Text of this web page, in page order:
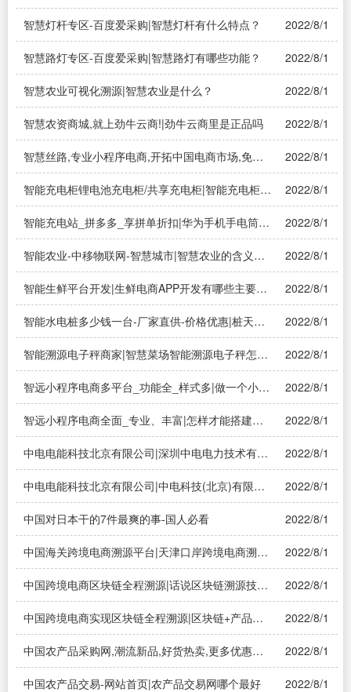
智慧灯杆专区-百度爱采购|智慧灯杆有什么特点？ 2022/8/1
智慧路灯专区-百度爱采购|智慧路灯有哪些功能？ 2022/8/1
智慧农业可视化溯源|智慧农业是什么？ 2022/8/1
智慧农资商城,就上劲牛云商!|劲牛云商里是正品吗 2022/8/1
智慧丝路,专业小程序电商,开拓中国电商市场,免费
试用|哪个跨境电商erp好用，最好是免费的——溯源
系统
2022/8/1
智能充电柜锂电池充电柜/共享充电柜|智能充电柜的
检查方法？
2022/8/1
智能充电站_拼多多_享拼单折扣|华为手机手电筒在
哪里找
2022/8/1
智能农业-中移物联网-智慧城市|智慧农业的含义和
物联网有什么样的关系？
2022/8/1
智能生鲜平台开发|生鲜电商APP开发有哪些主要功
能——溯源系统
2022/8/1
智能水电桩多少钱一台-厂家直供-价格优惠|桩天下
智能水电桩怎么个智能？
2022/8/1
智能溯源电子秤商家|智慧菜场智能溯源电子秤怎么
溯源？
2022/8/1
智远小程序电商多平台_功能全_样式多|做一个小程
序商城大概需要多少钱——溯源系统
2022/8/1
智远小程序电商全面_专业、丰富|怎样才能搭建电
商小程序？求专业人士解答！——溯源系统
2022/8/1
中电电能科技北京有限公司|深圳中电电力技术有限
公司情况如何?本科员工待遇怎么样?福利如何？
2022/8/1
中电电能科技北京有限公司|中电科技(北京)有限公
司怎么样？
2022/8/1
中国对日本干的7件最爽的事-国人必看 2022/8/1
中国海关跨境电商溯源平台|天津口岸跨境电商溯源
平台？——溯源系统
2022/8/1
中国跨境电商区块链全程溯源|话说区块链溯源技
术，这个是什么呢？——溯源系统
2022/8/1
中国跨境电商实现区块链全程溯源|区块链+产品溯
源解决方案是什么？——溯源系统
2022/8/1
中国农产品采购网,潮流新品,好货热卖,更多优惠尽
在淘宝!|农产品交易网哪个最好
2022/8/1
中国农产品交易-网站首页|农产品交易网哪个最好 2022/8/1